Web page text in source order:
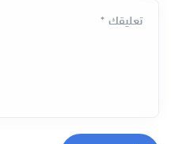
تعليقك *